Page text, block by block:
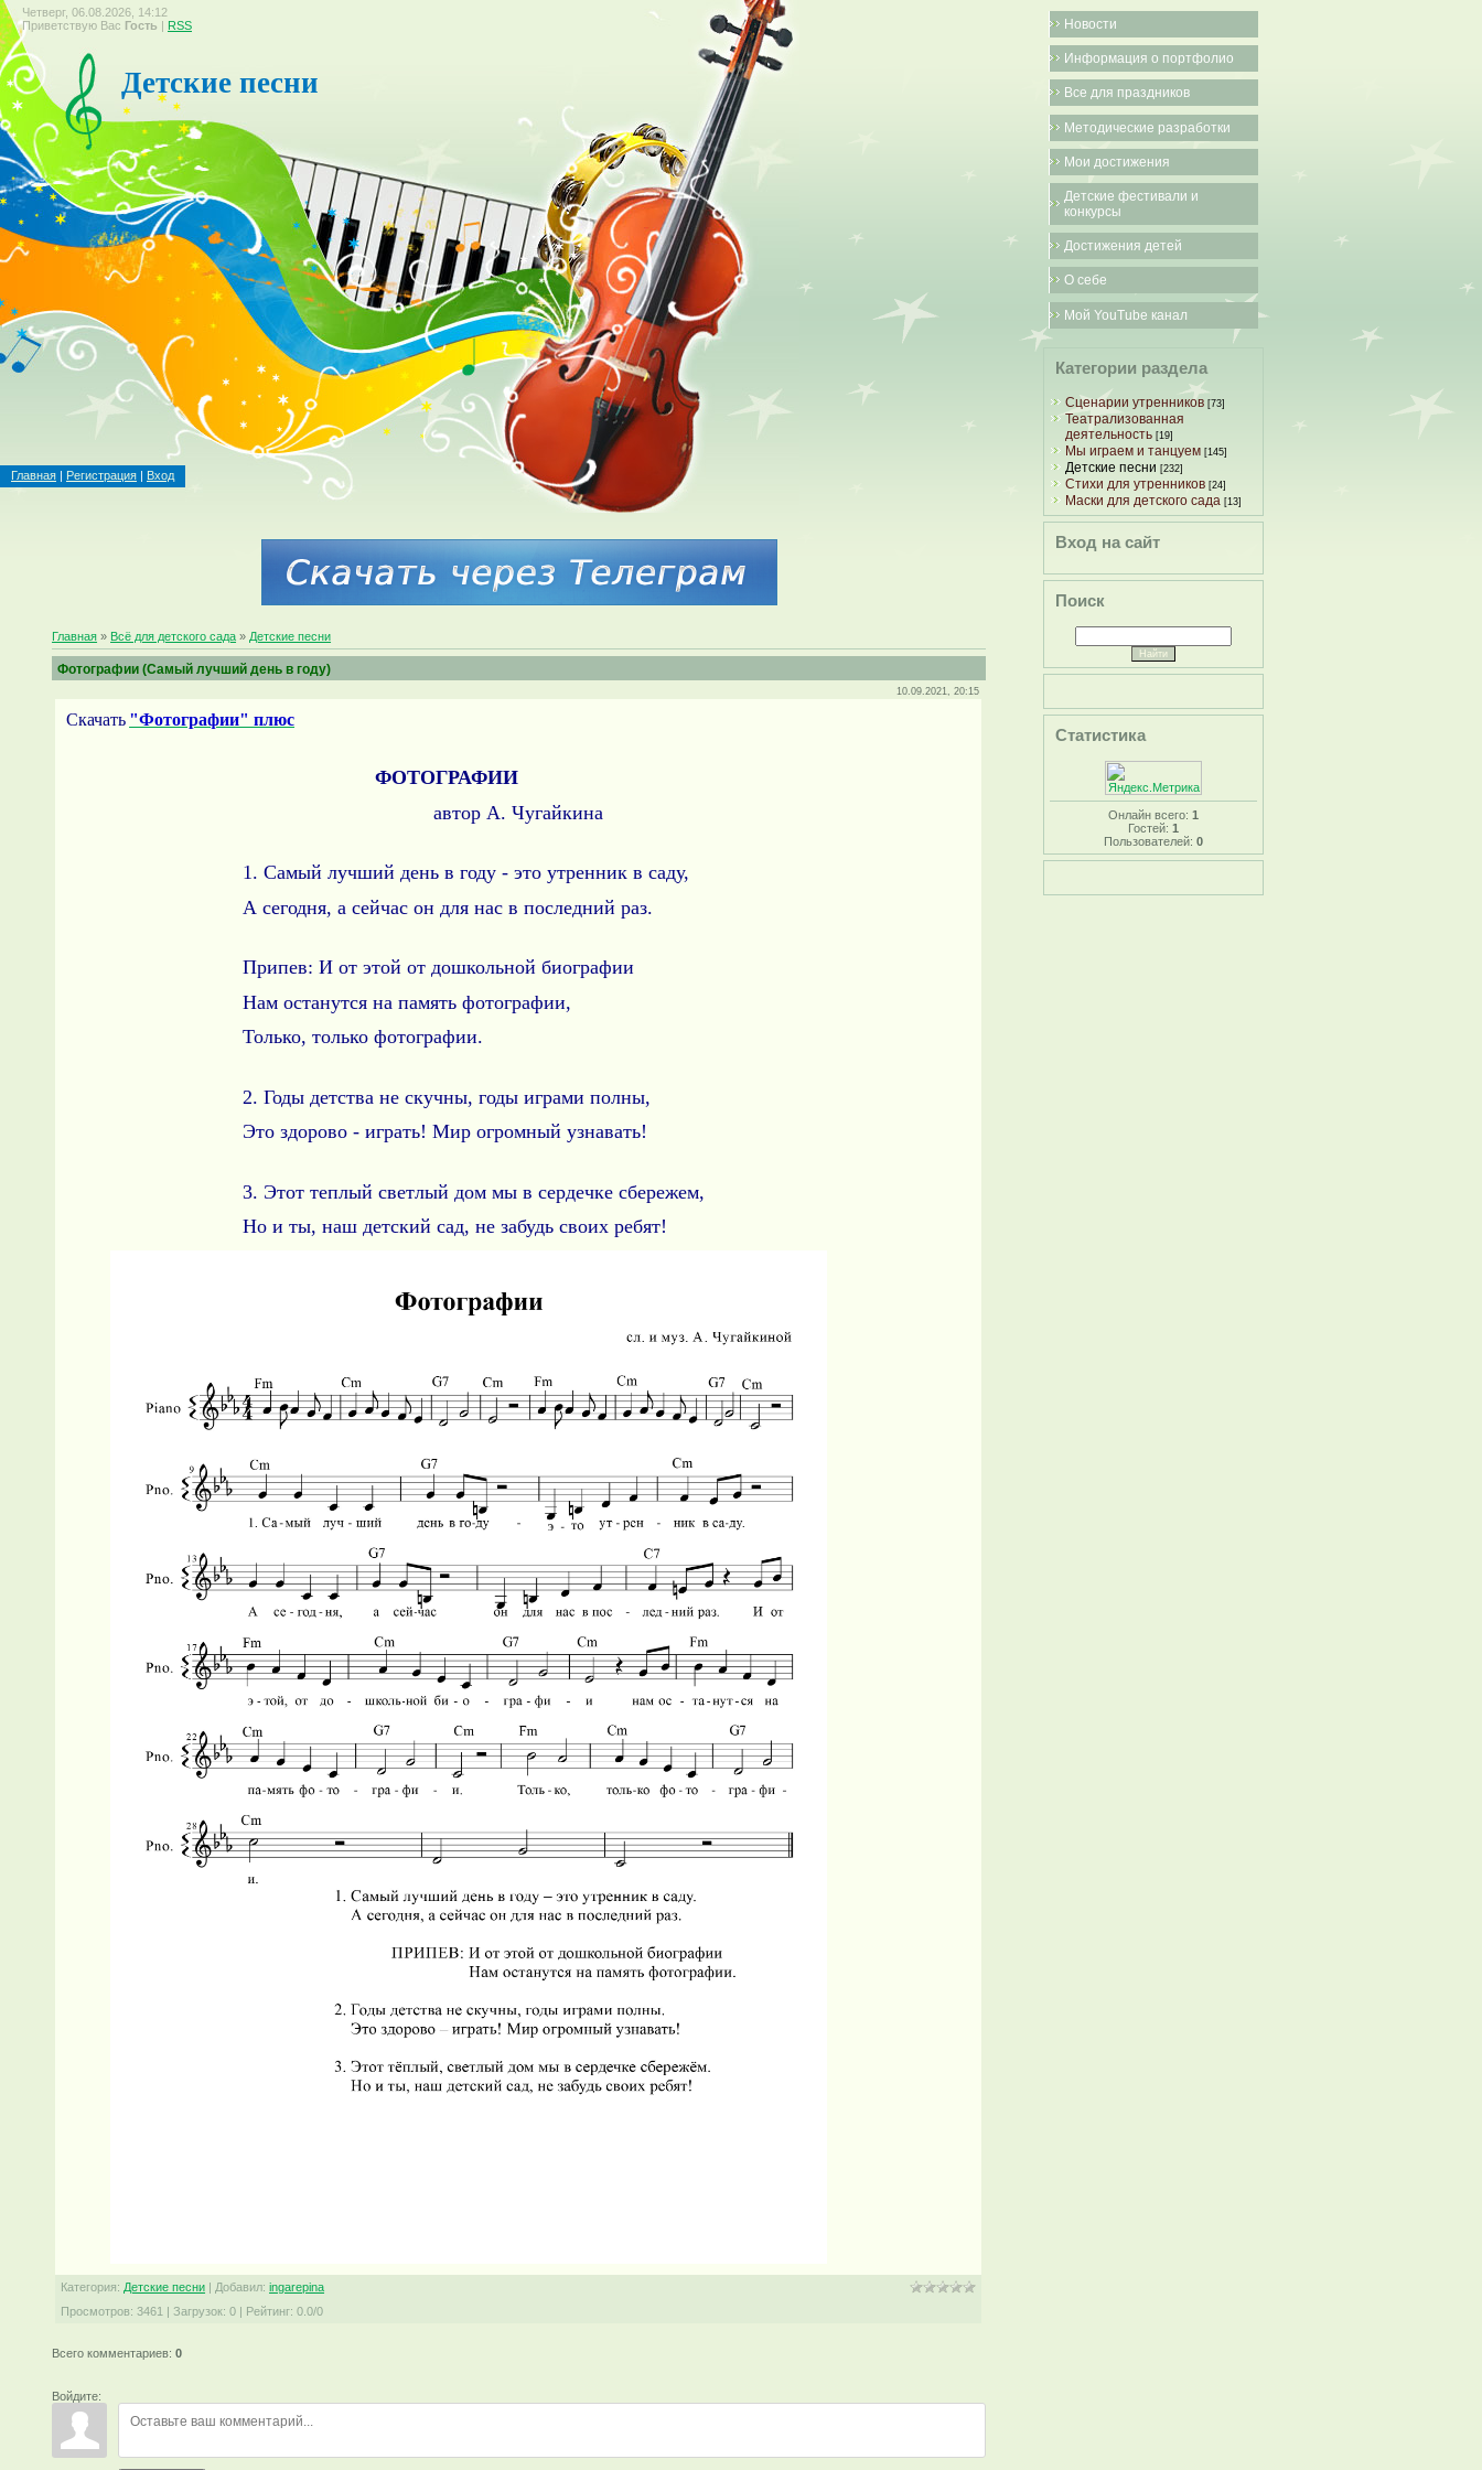
Четверг, 06.08.2026, 14:12
Приветствую Вас Гость | RSS
Детские песни
Главная | Регистрация | Вход
Главная » Всё для детского сада » Детские песни
Фотографии (Самый лучший день в году)
10.09.2021, 20:15
Скачать "Фотографии" плюс
ФОТОГРАФИИ
автор А. Чугайкина
1. Самый лучший день в году - это утренник в саду,
А сегодня, а сейчас он для нас в последний раз.
Припев: И от этой от дошкольной биографии
Нам останутся на память фотографии,
Только, только фотографии.
2. Годы детства не скучны, годы играми полны,
Это здорово - играть! Мир огромный узнавать!
3. Этот теплый светлый дом мы в сердечке сбережем,
Но и ты, наш детский сад, не забудь своих ребят!
Категория: Детские песни | Добавил: ingarepina
Просмотров: 3461 |Загрузок: 0 | Рейтинг: 0.0/0
Всего комментариев:0
Войдите:
Новости
Информация о портфолио
Все для праздников
Методические разработки
Мои достижения
Детские фестивали и
конкурсы
Достижения детей
О себе
Мой YouTube канал
Категории раздела
Сценарии утренников [73]
Театрализованная
деятельность [19]
Мы играем и танцуем [145]
Детские песни [232]
Стихи для утренников [24]
Маски для детского сада [13]
Вход на сайт
Поиск
Статистика
Онлайн всего: 1
Гостей: 1
Пользователей: 0